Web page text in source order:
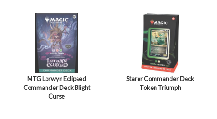
MTG Lorwyn Eclipsed
Commander Deck Blight
Curse
Starer Commander Deck
Token Triumph